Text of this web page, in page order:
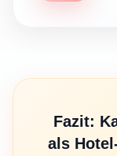
Fazit:
als